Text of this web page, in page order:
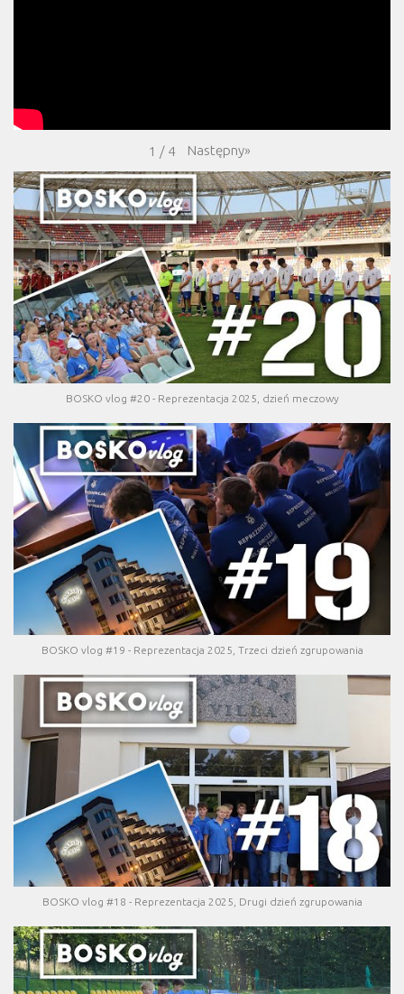
1 / 4 Następny»
BOSKO vlog #20 - Reprezentacja 2025, dzień meczowy
BOSKO vlog #19 - Reprezentacja 2025, Trzeci dzień zgrupowania
BOSKO vlog #18 - Reprezentacja 2025, Drugi dzień zgrupowania